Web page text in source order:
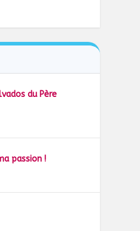
du Père
passion !